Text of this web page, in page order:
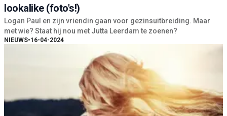
lookalike (foto's!)
Logan Paul en zijn vriendin gaan voor gezinsuitbreiding. Maar
met wie? Staat hij nou met Jutta Leerdam te zoenen?
NIEUWS•16-04-2024